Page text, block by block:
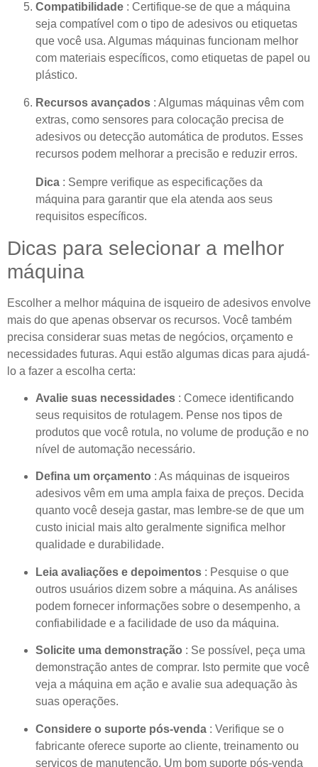
Compatibilidade : Certifique-se de que a máquina
seja compatível com o tipo de adesivos ou etiquetas
que você usa. Algumas máquinas funcionam melhor
com materiais específicos, como etiquetas de papel ou
plástico.
Recursos avançados : Algumas máquinas vêm com
extras, como sensores para colocação precisa de
adesivos ou detecção automática de produtos. Esses
recursos podem melhorar a precisão e reduzir erros.
Dica : Sempre verifique as especificações da
máquina para garantir que ela atenda aos seus
requisitos específicos.
Dicas para selecionar a melhor
máquina
Escolher a melhor máquina de isqueiro de adesivos envolve
mais do que apenas observar os recursos. Você também
precisa considerar suas metas de negócios, orçamento e
necessidades futuras. Aqui estão algumas dicas para ajudá-
lo a fazer a escolha certa:
Avalie suas necessidades : Comece identificando
seus requisitos de rotulagem. Pense nos tipos de
produtos que você rotula, no volume de produção e no
nível de automação necessário.
Defina um orçamento : As máquinas de isqueiros
adesivos vêm em uma ampla faixa de preços. Decida
quanto você deseja gastar, mas lembre-se de que um
custo inicial mais alto geralmente significa melhor
qualidade e durabilidade.
Leia avaliações e depoimentos : Pesquise o que
outros usuários dizem sobre a máquina. As análises
podem fornecer informações sobre o desempenho, a
confiabilidade e a facilidade de uso da máquina.
Solicite uma demonstração : Se possível, peça uma
demonstração antes de comprar. Isto permite que você
veja a máquina em ação e avalie sua adequação às
suas operações.
Considere o suporte pós-venda : Verifique se o
fabricante oferece suporte ao cliente, treinamento ou
serviços de manutenção. Um bom suporte pós-venda